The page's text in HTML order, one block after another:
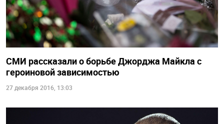
СМИ рассказали о борьбе Джорджа Майкла с
героиновой зависимостью
27 декабря 2016, 13:03